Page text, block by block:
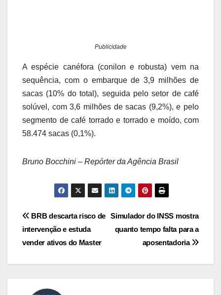
Publicidade
A espécie canéfora (conilon e robusta) vem na
sequência, com o embarque de 3,9 milhões de
sacas (10% do total), seguida pelo setor de café
solúvel, com 3,6 milhões de sacas (9,2%), e pelo
segmento de café torrado e torrado e moído, com
58.474 sacas (0,1%).
Bruno Bocchini – Repórter da Agência Brasil
Navegação
de
Post
Simulador do INSS mostra
quanto tempo falta para a
aposentadoria
BRB descarta risco de
intervenção e estuda
vender ativos do Master